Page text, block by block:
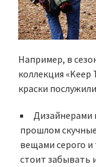
Например, в
коллекция «Keep
краски
Дизайнерами
прошлом
вещами серого
стоит забывать